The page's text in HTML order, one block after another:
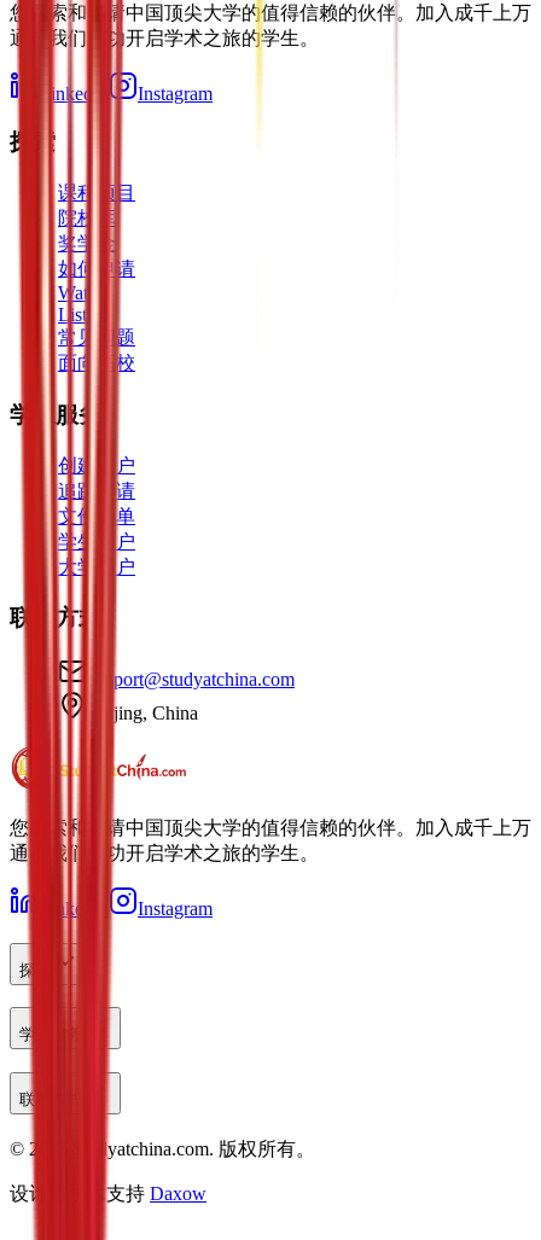
您探索和申请中国顶尖大学的值得信赖的伙伴。加入成千上万
通过我们成功开启学术之旅的学生。
LinkedIn Instagram
探索
课程项目
院校库
奖学金
如何申请
Watch
Listen
常见问题
面向高校
学生服务
创建账户
追踪申请
文件清单
学生门户
大学门户
联系方式
support@studyatchina.com
Beijing, China
您探索和申请中国顶尖大学的值得信赖的伙伴。加入成千上万
通过我们成功开启学术之旅的学生。
LinkedIn Instagram
探索
学生服务
联系方式
© 2026 Studyatchina.com. 版权所有。
设计与技术支持 Daxow